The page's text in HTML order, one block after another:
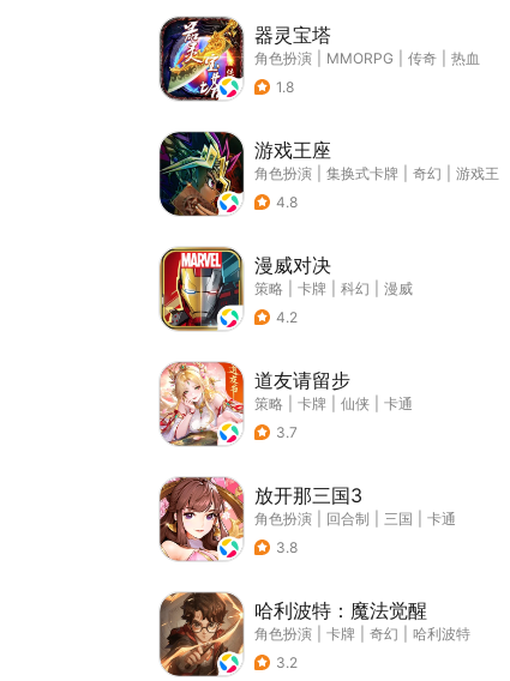
器灵宝塔
角色扮演 MMORPG 传奇
热血
1.8
游戏王座
角色扮演 集换式卡牌 奇幻
游戏王
4.8
漫威对决
策略 卡牌 科幻
漫威
4.2
道友请留步
策略 卡牌 仙侠
卡通
3.7
放开那三国3
角色扮演 回合制 三国
卡通
3.8
哈利波特：魔法觉醒
角色扮演 卡牌 奇幻
哈利波特
3.2